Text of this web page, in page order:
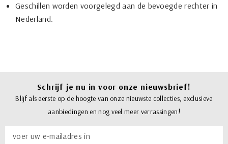
Geschillen worden voorgelegd aan de bevoegde rechter in
Nederland.
Schrijf je nu in voor onze nieuwsbrief!
Blijf als eerste op de hoogte van onze nieuwste collecties, exclusieve
aanbiedingen en nog veel meer verrassingen!
voer uw e-mailadres in